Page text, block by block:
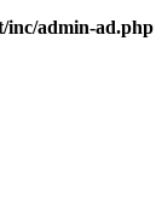
inc/admin-ad.php